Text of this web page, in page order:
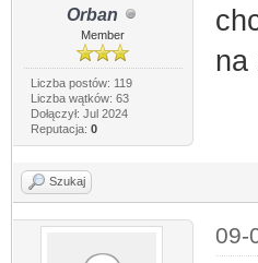
Orban
Member
Liczba postów: 119
Liczba wątków: 63
Dołączył: Jul 2024
Reputacja: 0
na
Szukaj
09-